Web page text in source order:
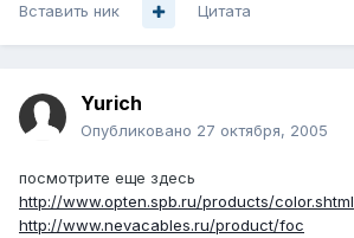
Вставить ник Цитата
Yurich
Опубликовано 27 октября, 2005
посмотрите еще здесь
http://www.opten.spb.ru/products/color.shtml
http://www.nevacables.ru/product/foc